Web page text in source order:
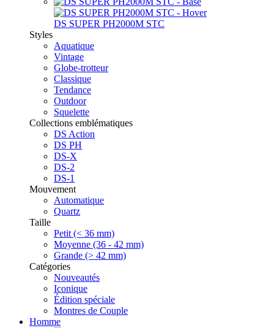
DS SUPER PH2000M STC
Styles
Aquatique
Vintage
Globe-trotteur
Classique
Tendance
Outdoor
Squelette
Collections emblématiques
DS Action
DS PH
DS-X
DS-2
DS-1
Mouvement
Automatique
Quartz
Taille
Petit (< 36 mm)
Moyenne (36 - 42 mm)
Grande (> 42 mm)
Catégories
Nouveautés
Iconique
Édition spéciale
Montres de Couple
Homme